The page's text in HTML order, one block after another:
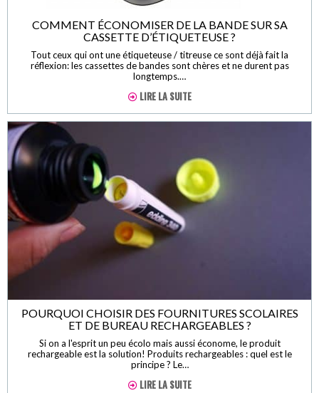
COMMENT ÉCONOMISER DE LA BANDE SUR SA
CASSETTE D’ÉTIQUETEUSE ?
Tout ceux qui ont une étiqueteuse / titreuse ce sont déjà fait la
réflexion: les cassettes de bandes sont chères et ne durent pas
longtemps.…
LIRE LA SUITE
POURQUOI CHOISIR DES FOURNITURES SCOLAIRES
ET DE BUREAU RECHARGEABLES ?
Si on a l'esprit un peu écolo mais aussi économe, le produit
rechargeable est la solution! Produits rechargeables : quel est le
principe ? Le…
LIRE LA SUITE